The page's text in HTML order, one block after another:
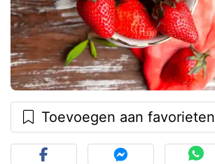
Toevoegen aan favorieten